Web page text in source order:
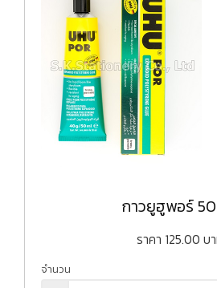
กาวยูฮูพอร์
ราคา 125.00 บ
จำนวน